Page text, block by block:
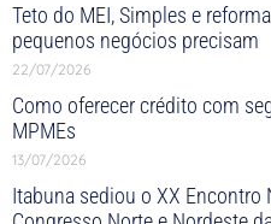
Teto do MEI, Simples e
pequenos negócios precisam
22/07/2026
Como oferecer crédito com
MPMEs
13/07/2026
Itabuna sediou o XX Encontro